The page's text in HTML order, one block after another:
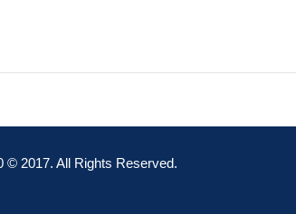
© 2017. All Rights Reserved.